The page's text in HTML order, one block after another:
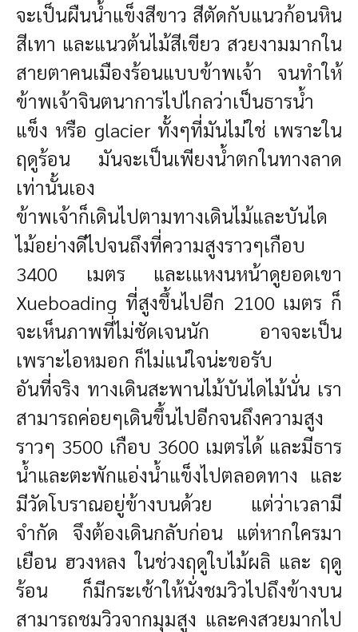
จะเป็นผืนน้ำแข็งสีขาว สีตัดกับแนวก้อนหิน
สีเทา และแนวต้นไม้สีเขียว สวยงามมากใน
สายตาคนเมืองร้อนแบบข้าพเจ้า จนทำให้
ข้าพเจ้าจินตนาการไปไกลว่าเป็นธารน้ำ
แข็ง หรือ glacier ทั้งๆที่มันไม่ใช่ เพราะใน
ฤดูร้อน มันจะเป็นเพียงน้ำตกในทางลาด
เท่านั้นเอง
ข้าพเจ้าก็เดินไปตามทางเดินไม้และบันได
ไม้อย่างดีไปจนถึงที่ความสูงราวๆเกือบ
3400 เมตร และเแหงนหน้าดูยอดเขา
Xueboading ที่สูงขึ้นไปอีก 2100 เมตร ก็
จะเห็นภาพที่ไม่ชัดเจนนัก อาจจะเป็น
เพราะไอหมอก ก็ไม่แน่ใจน่ะขอรับ
อันที่จริง ทางเดินสะพานไม้บันไดไม้นั่น เรา
สามารถค่อยๆเดินขึ้นไปอีกจนถึงความสูง
ราวๆ 3500 เกือบ 3600 เมตรได้ และมีธาร
น้ำและตะพักแอ่งน้ำแข็งไปตลอดทาง และ
มีวัดโบราณอยู่ข้างบนด้วย แต่ว่าเวลามี
จำกัด จึงต้องเดินกลับก่อน แต่หากใครมา
เยือน ฮวงหลง ในช่วงฤดูใบไม้ผลิ และ ฤดู
ร้อน ก็มีกระเช้าให้นั่งชมวิวไปถึงข้างบน
สามารถชมวิวจากมุมสูง และคงสวยมากไป